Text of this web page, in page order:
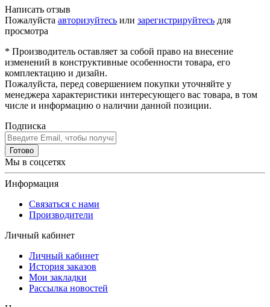
Написать отзыв
Пожалуйста авторизуйтесь или зарегистрируйтесь для
просмотра
* Производитель оставляет за собой право на внесение
изменений в конструктивные особенности товара, его
комплектацию и дизайн.
Пожалуйста, перед совершением покупки уточняйте у
менеджера характеристики интересующего вас товара, в том
числе и информацию о наличии данной позиции.
Подписка
Готово
Мы в соцсетях
Информация
Связаться с нами
Производители
Личный кабинет
Личный кабинет
История заказов
Мои закладки
Рассылка новостей